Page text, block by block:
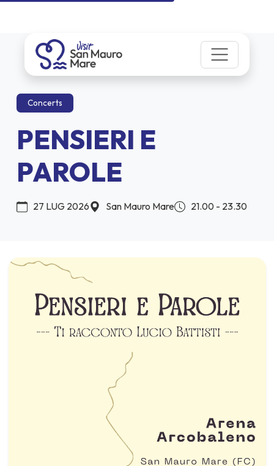
Concerts
PENSIERI E
PAROLE
27 LUG 2026 San Mauro Mare 21.00 - 23.30